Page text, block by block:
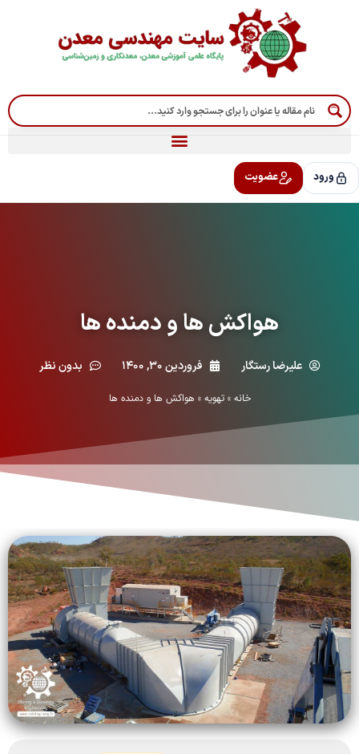
ورود عضویت
هواکش ها و دمنده ها
علیرضا رستگار فروردین ۳۰, ۱۴۰۰ بدون نظر
خانه» تهویه» هواکش ها و دمنده ها